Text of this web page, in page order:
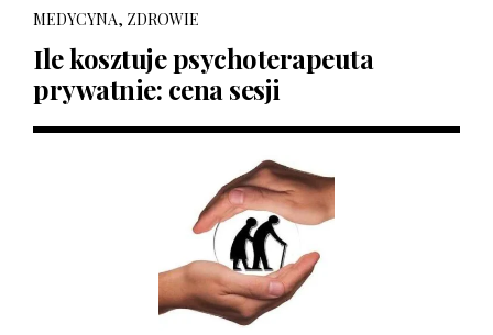
MEDYCYNA, ZDROWIE
Ile kosztuje psychoterapeuta
prywatnie: cena sesji